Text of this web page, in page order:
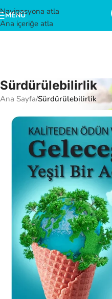
Navigasyona atla
Ana içeriğe atla
MENÜ
Sürdürülebilirlik
Ana Sayfa/Sürdürülebilirlik